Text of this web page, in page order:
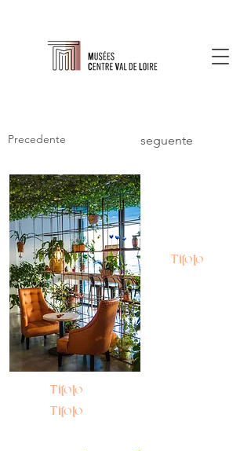
Precedente seguente
Titolo
Titolo
Titolo